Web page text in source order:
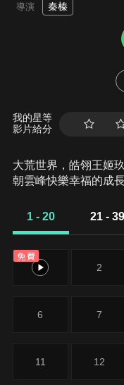
導演 秦榛
我的星等
影片給分
大荒世界，皓翎王姬
朝雲峰快樂幸福的成
手人寰。小夭的母親
夭送往玉山，瑲玹竭
自此離散。
1 - 20 21 - 39
免費
1 2
6 7
11 12